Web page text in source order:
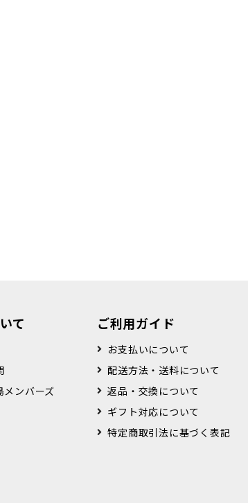
て
メンバーズ
ご利用ガイド
お支払いについて
配送方法・送料について
返品・交換について
ギフト対応について
特定商取引法に基づく表記